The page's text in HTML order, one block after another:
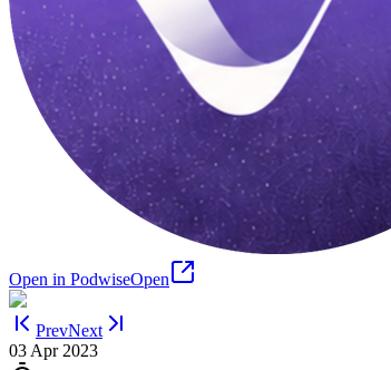
Open in PodwiseOpen
PrevNext
03 Apr 2023